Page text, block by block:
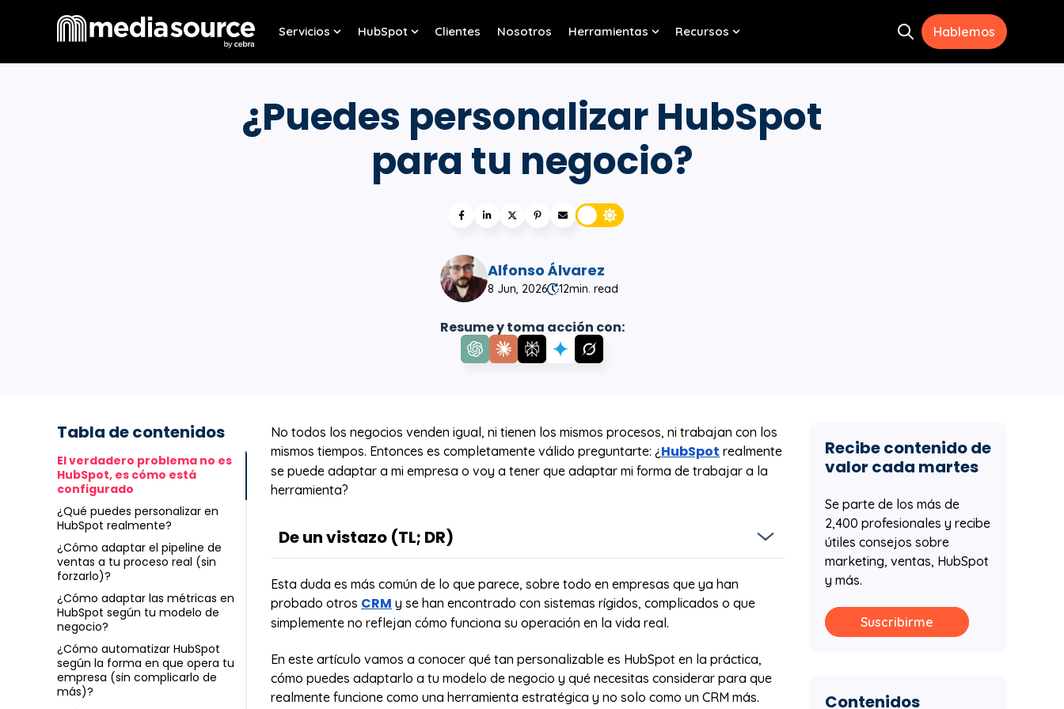
Servicios
Show submenu for Servicios
HubSpot
Show submenu for HubSpot
Clientes Nosotros Herramientas
Show submenu for Herramientas
Recursos Open search
Hablemos
¿Puedes personalizar HubSpot
para tu negocio?
Alfonso Álvarez
8 Jun, 2026 12min. read
Resume y toma acción con:
Tabla de contenidos
El verdadero problema no es
HubSpot, es cómo está
configurado
¿Qué puedes personalizar en
HubSpot realmente?
¿Cómo adaptar el pipeline de
ventas a tu proceso real (sin
forzarlo)?
¿Cómo adaptar las métricas en
HubSpot según tu modelo de
negocio?
¿Cómo automatizar HubSpot
según la forma en que opera tu
empresa (sin complicarlo de
más)?
No todos los negocios venden igual, ni tienen los mismos procesos, ni trabajan con los
mismos tiempos. Entonces es completamente válido preguntarte: ¿ HubSpot realmente
se puede adaptar a mi empresa o voy a tener que adaptar mi forma de trabajar a la
herramienta?
De un vistazo (TL; DR)
Un CRM no falla por su tecnología, falla por su implementación.
Cuando HubSpot no refleja cómo vende una empresa, se convierte en una
herramienta ignorada, llena de datos sin valor y procesos forzados.
Pipelines genéricos, automatizaciones mal diseñadas y métricas irrelevantes rompen
la confianza del equipo.
La solución es adaptar el sistema a la operación real: personalizar pipelines,
propiedades, automatizaciones y dashboards según el negocio.
Esta duda es más común de lo que parece, sobre todo en empresas que ya han
probado otros CRM y se han encontrado con sistemas rígidos, complicados o que
simplemente no reflejan cómo funciona su operación en la vida real.
En este artículo vamos a conocer qué tan personalizable es HubSpot en la práctica,
cómo puedes adaptarlo a tu modelo de negocio y qué necesitas considerar para que
realmente funcione como una herramienta estratégica y no solo como un CRM más.
Recibe contenido de
valor cada martes
Se parte de los más de
2,400 profesionales y recibe
útiles consejos sobre
marketing, ventas, HubSpot
y más.
Suscribirme
Contenidos